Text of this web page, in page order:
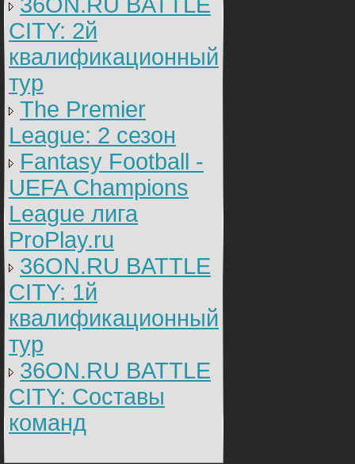
CITY: 2й
квалификационный
тур
The Premier
League: 2 cезон
Fantasy Football -
UEFA Champions
League лига
ProPlay.ru
36ON.RU BATTLE
CITY: 1й
квалификационный
тур
36ON.RU BATTLE
CITY: Составы
команд